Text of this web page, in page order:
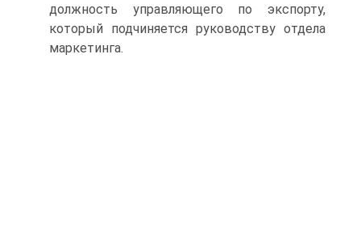
должность управляющего по экспорту,
который подчиняется руководству отдела
маркетинга.